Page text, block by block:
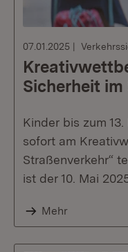
07.01.2025
Sicherheit
Kinder bis zum
sofort am
Straßenverkehr“
ist der 10. Mai
Mehr